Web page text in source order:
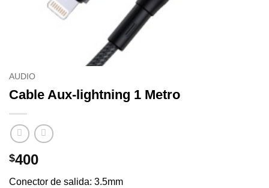
AUDIO
Cable Aux-lightning 1 Metro
$400
Conector de salida: 3.5mm